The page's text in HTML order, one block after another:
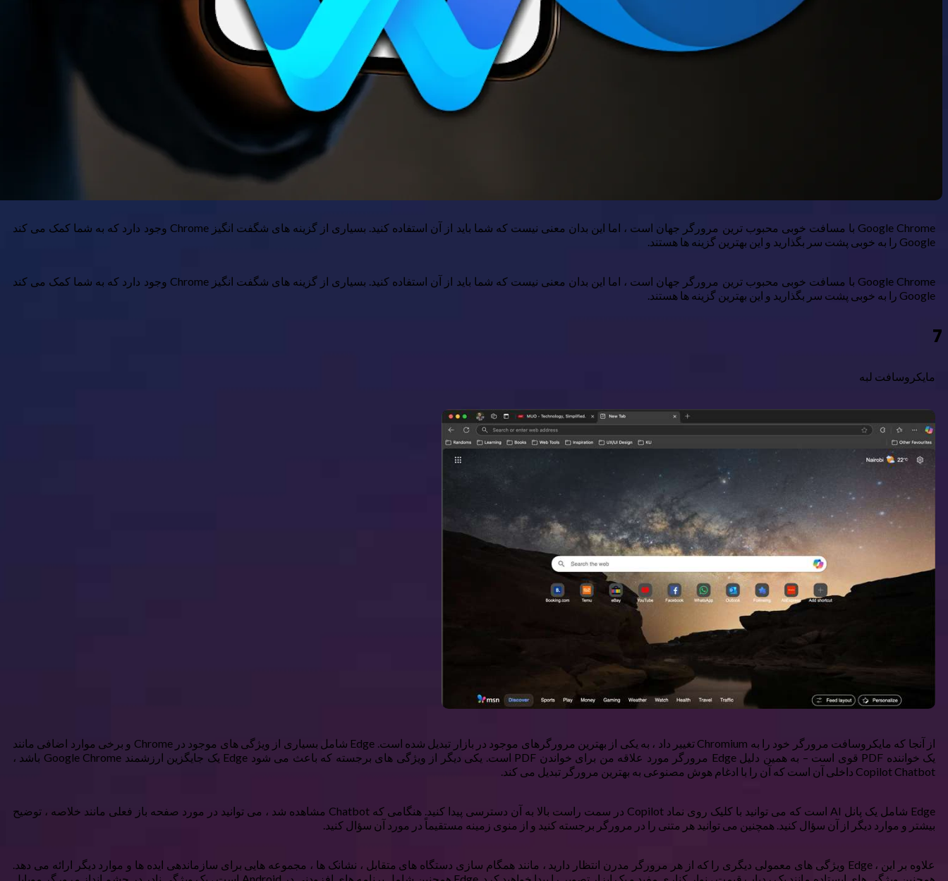
Google Chrome با مسافت خوبی محبوب ترین مرورگر جهان است ، اما این بدان معنی نیست که شما باید از آن استفاده کنید. بسیاری از گزینه های شگفت انگیز Chrome وجود دارد که به شما کمک می کند
Google را به خوبی پشت سر بگذارید و این بهترین گزینه ها هستند.
Google Chrome با مسافت خوبی محبوب ترین مرورگر جهان است ، اما این بدان معنی نیست که شما باید از آن استفاده کنید. بسیاری از گزینه های شگفت انگیز Chrome وجود دارد که به شما کمک می کند
Google را به خوبی پشت سر بگذارید و این بهترین گزینه ها هستند.
7
مایکروسافت لبه
از آنجا که مایکروسافت مرورگر خود را به Chromium تغییر داد ، به یکی از بهترین مرورگرهای موجود در بازار تبدیل شده است. Edge شامل بسیاری از ویژگی های موجود در Chrome و برخی موارد اضافی مانند
یک خواننده PDF قوی است – به همین دلیل Edge مرورگر مورد علاقه من برای خواندن PDF است. یکی دیگر از ویژگی های برجسته که باعث می شود Edge یک جایگزین ارزشمند Google Chrome باشد ،
Copilot Chatbot داخلی آن است که آن را با ادغام هوش مصنوعی به بهترین مرورگر تبدیل می کند.
Edge شامل یک پانل AI است که می توانید با کلیک روی نماد Copilot در سمت راست بالا به آن دسترسی پیدا کنید. هنگامی که Chatbot مشاهده شد ، می توانید در مورد صفحه باز فعلی مانند خلاصه ، توضیح
بیشتر و موارد دیگر از آن سؤال کنید. همچنین می توانید هر متنی را در مرورگر برجسته کنید و از منوی زمینه مستقیماً در مورد آن سؤال کنید.
علاوه بر این ، Edge ویژگی های معمولی دیگری را که از هر مرورگر مدرن انتظار دارید ، مانند همگام سازی دستگاه های متقابل ، نشانک ها ، مجموعه هایی برای سازماندهی ایده ها و موارد دیگر ارائه می دهد.